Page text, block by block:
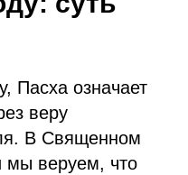
Пасха означает
веру
В Священном
мы веруем, что